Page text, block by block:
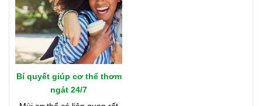
Bí quyết giúp cơ thể thơm
ngát 24/7